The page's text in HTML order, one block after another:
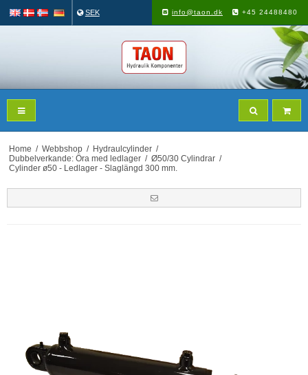
SEK info@taon.dk +45 24488480
Home / Webbshop / Hydraulcylinder /
Dubbelverkande: Öra med ledlager / Ø50/30 Cylindrar /
Cylinder ø50 - Ledlager - Slaglängd 300 mm.